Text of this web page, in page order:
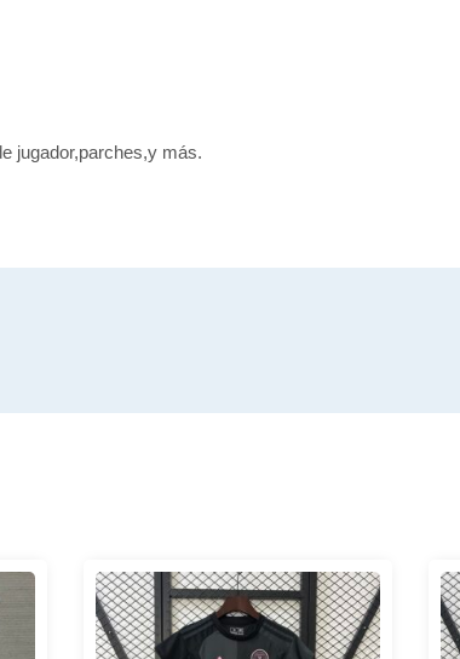
jugador,parches,y más.